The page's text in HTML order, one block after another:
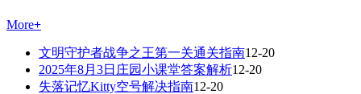
More+
文明守护者战争之王第一关通关指南12-20
2025年8月3日庄园小课堂答案解析12-20
失落记忆Kitty空号解决指南12-20